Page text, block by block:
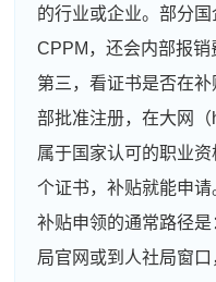
的行业或企业。部分
CPPM，还会内部报销
第三，看证书是否在
部批准注册，在大网（
属于国家认可的职业
个证书，补贴就能申请
补贴申领的通常路径
局官网或到人社局窗口